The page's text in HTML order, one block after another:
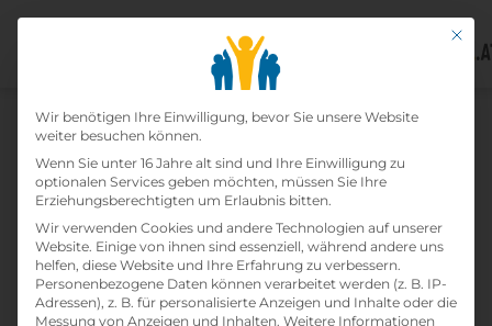
Mit
Datenschutz-
Wir benötigen Ihre Einwilligung, bevor Sie unsere Website
weiter besuchen können.
Wenn Sie unter 16 Jahre alt sind und Ihre Einwilligung zu
optionalen Services geben möchten, müssen Sie Ihre
Erziehungsberechtigten um Erlaubnis bitten.
Wir verwenden Cookies und andere Technologien auf unserer
Website. Einige von ihnen sind essenziell, während andere uns
helfen, diese Website und Ihre Erfahrung zu verbessern.
Personenbezogene Daten können verarbeitet werden (z. B. IP-
Adressen), z. B. für personalisierte Anzeigen und Inhalte oder die
Messung von Anzeigen und Inhalten. Weitere Informationen